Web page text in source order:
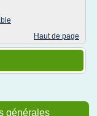
Haut de page
générales